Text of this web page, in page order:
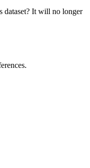
dataset? It will no longer